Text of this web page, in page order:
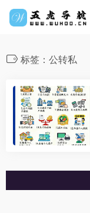
标签：公转私